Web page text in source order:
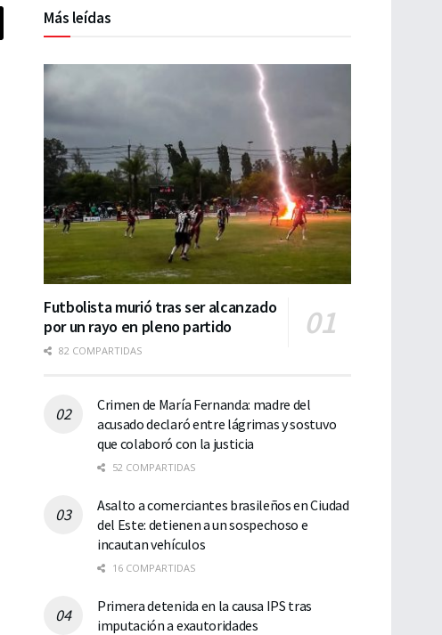
Más leídas
Futbolista murió tras ser alcanzado
por un rayo en pleno partido
82 COMPARTIDAS
Crimen de María Fernanda: madre del
acusado declaró entre lágrimas y sostuvo
que colaboró con la justicia
52 COMPARTIDAS
Asalto a comerciantes brasileños en Ciudad
del Este: detienen a un sospechoso e
incautan vehículos
16 COMPARTIDAS
Primera detenida en la causa IPS tras
imputación a exautoridades